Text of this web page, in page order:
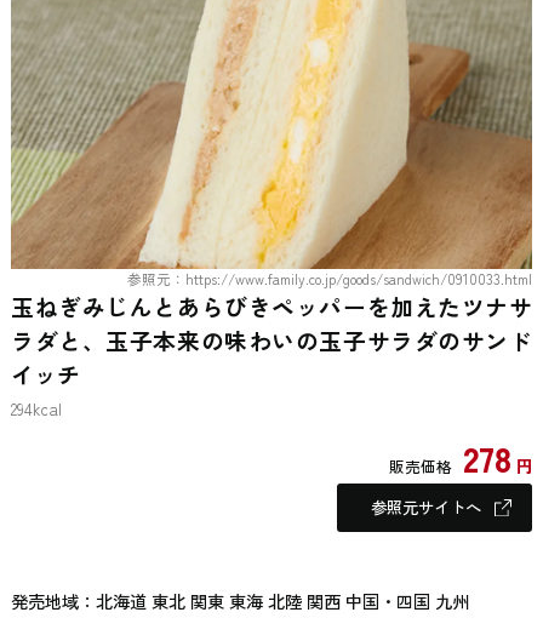
参照元：https://www.family.co.jp/goods/sandwich/0910033.html
玉ねぎみじんとあらびきペッパーを加えたツナサ
ラダと、玉子本来の味わいの玉子サラダのサンド
イッチ
294kcal
販売価格 278 円
参照元サイトへ
発売地域：北海道 東北 関東 東海 北陸 関西 中国・四国 九州